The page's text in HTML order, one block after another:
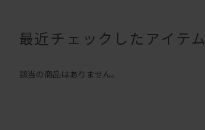
最近チェックしたアイテム
該当の商品はありません。